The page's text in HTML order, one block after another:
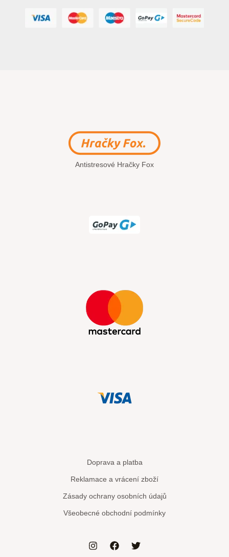
Antistresové Hračky Fox
Doprava a platba
Reklamace a vrácení zboží
Zásady ochrany osobních údajů
Všeobecné obchodní podmínky